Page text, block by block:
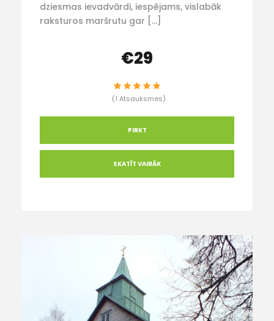
dziesmas ievadvārdi, iespējams, vislabāk
raksturos maršrutu gar […]
€29
(1 Atsauksmes)
PIRKT
SKATĪT VAIRĀK